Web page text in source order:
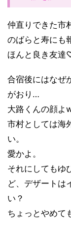
仲直りできた市
のばらと寿にも
ほんと良き友達
合宿後にはなぜ
がおり…
大路くんの顔よ
市村としては海
い。
愛かよ。
それにしてもゆ
ど、デザートは
い？
ちょっとやめ